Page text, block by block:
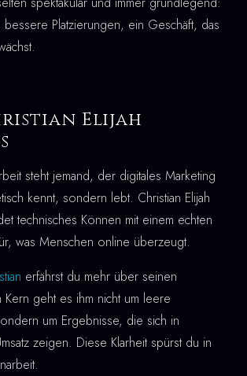
Platzierungen, ein Geschäft, das
Elijah
steht jemand, der digitales Marketing
kennt, sondern lebt. Christian Elijah
technisches Können mit einem echten
was Menschen online überzeugt.
erfährst du mehr über seinen
geht es ihm nicht um leere
um Ergebnisse, die sich in
zeigen. Diese Klarheit spürst du in